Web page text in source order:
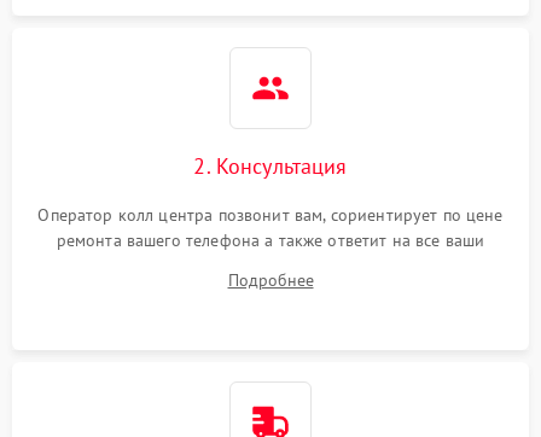
2. Консультация
Оператор колл центра позвонит вам, сориентирует по цене
ремонта вашего телефона а также ответит на все ваши
Подробнее